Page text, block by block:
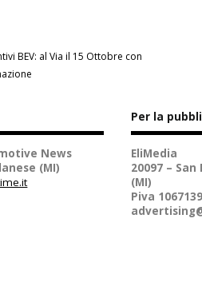
BEV: al Via il 15 Ottobre con
News
(MI)
Per la
EliMedia
20097 –
(MI)
Piva